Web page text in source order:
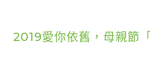
2019愛你依舊，母親節